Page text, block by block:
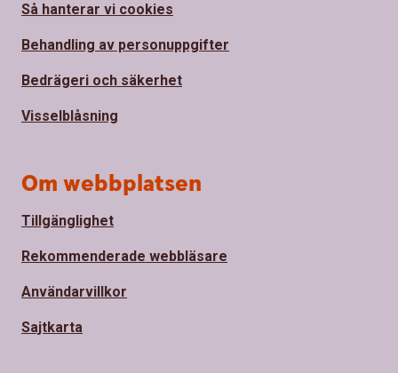
Så hanterar vi cookies
Behandling av personuppgifter
Bedrägeri och säkerhet
Visselblåsning
Om webbplatsen
Tillgänglighet
Rekommenderade webbläsare
Användarvillkor
Sajtkarta